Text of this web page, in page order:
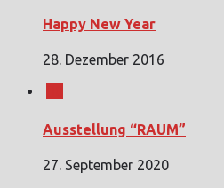
Happy New Year
28. Dezember 2016
Ausstellung “RAUM”
27. September 2020